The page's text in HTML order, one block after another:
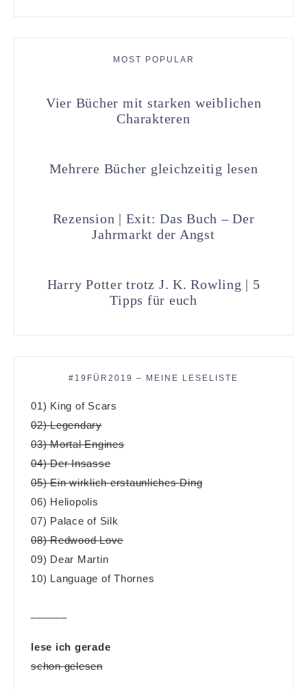
MOST POPULAR
Vier Bücher mit starken weiblichen
Charakteren
Mehrere Bücher gleichzeitig lesen
Rezension | Exit: Das Buch – Der
Jahrmarkt der Angst
Harry Potter trotz J. K. Rowling | 5
Tipps für euch
#19FÜR2019 – MEINE LESELISTE
01) King of Scars
02) Legendary
03) Mortal Engines
04) Der Insasse
05) Ein wirklich erstaunliches Ding
06) Heliopolis
07) Palace of Silk
08) Redwood Love
09) Dear Martin
10) Language of Thornes
lese ich gerade
schon gelesen